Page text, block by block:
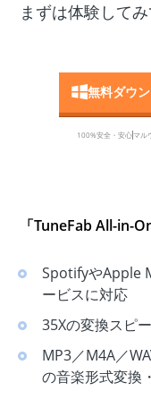
まずは体験して
無料ダウ
100%安全・安心マル
「TuneFab All-in-
SpotifyやApple
ービスに対応
35Xの変換スピ
MP3／M4A／
の音楽形式変換